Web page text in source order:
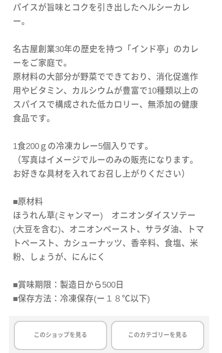
パイスが旨味とコクを引き出したヘルシーカレ
ー。
名古屋創業30年の歴史を持つ「インド亭」のカレ
ーをご家庭で。
原材料の大部分が野菜でできており、消化促進作
用やビタミン、カルシウムが豊富で10種類以上の
スパイスで構成された低カロリー、無添加の健康
食品です。
1食200ｇの冷凍カレー5個入りです。
（写真はイメージでルーのみの販売になります。
お好きな具材を入れてお召し上がりください）
■原材料
ほうれん草(ミャンマー) オニオンダイスソテー
(大豆を含む)、オニオンペースト、サラダ油、トマ
トペースト、カシューナッツ、香辛料、食塩、米
粉、しょうが、にんにく
■賞味期限：製造日から500日
■保存方法：冷凍保存(ー１８℃以下)
このショップを見る このカテゴリーを見る